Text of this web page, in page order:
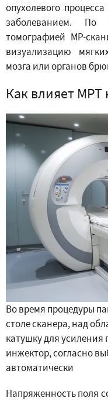
опухолевого
заболеванием. По
томографией МР-
визуализацию
мозга или органов
Как влияет МРТ
Во время процедуры
столе сканера, над
катушку для усиления
инжектор, согласно
автоматически
Напряженность поля